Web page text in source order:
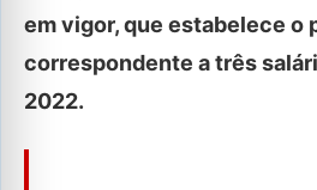
em vigor, que estabelece o
correspondente a três
2022.